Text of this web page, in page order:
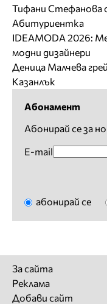
Тифани Стефанова
Абитуриентка
IDEAMODA 2026:
модни дизайнери
Деница Малчева
Казанлък
Абонамент
Абонирай се за
E-mail
абонирай се
За сайта
Реклама
Добави сайт